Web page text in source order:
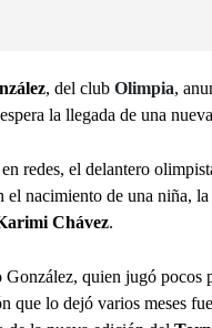
, del club Olimpia,
la llegada de una
redes, el delantero
el nacimiento de una niña,
Chávez.
quien jugó pocos
que lo dejó varios meses